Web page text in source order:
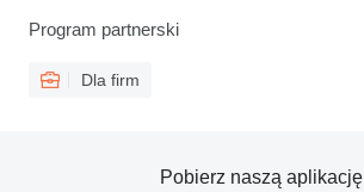
Program partnerski
Dla firm
Pobierz naszą aplikację